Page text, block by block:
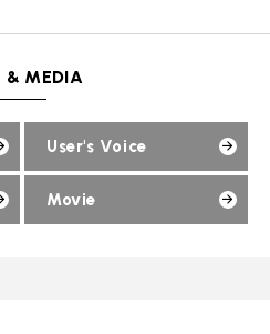
& MEDIA
User's Voice
Movie